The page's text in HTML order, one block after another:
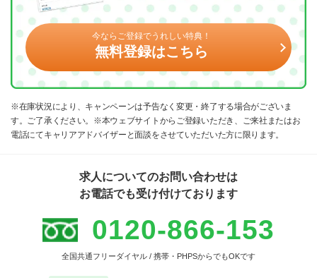
今ならご登録でうれしい特典！
無料登録はこちら
※在庫状況により、キャンペーンは予告なく変更・終了する場合がございま
す。ご了承ください。※本ウェブサイトからご登録いただき、ご来社またはお
電話にてキャリアアドバイザーと面談をさせていただいた方に限ります。
求人についてのお問い合わせは
お電話でも受け付けております
0120-866-153
全国共通フリーダイヤル / 携帯・PHPSからでもOKです